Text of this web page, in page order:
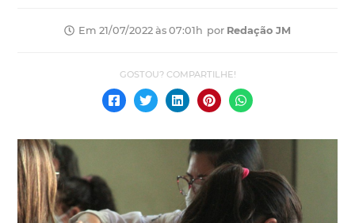
Em 21/07/2022 às 07:01h por Redação JM